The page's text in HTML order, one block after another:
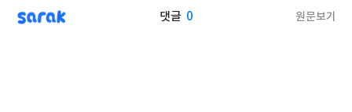
sarak 댓글 0 원문보기